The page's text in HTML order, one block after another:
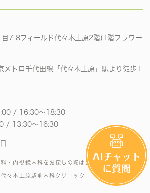
7-8フィールド代々木上原2階(1階フラワー
メトロ千代田線「代々木上原」駅より徒歩1
/ 16:30〜18:30
/ 13:30〜16:30
・内視鏡内科をお探しの際はお気軽にお問い合わ
々木上原駅前内科クリニック